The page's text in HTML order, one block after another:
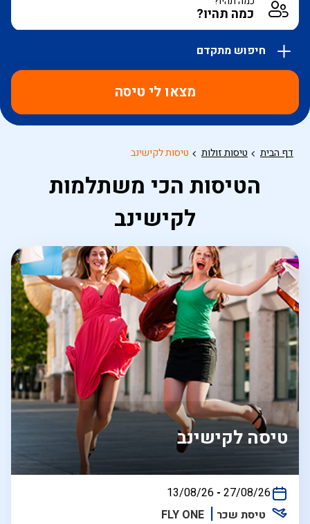
מצאו לי טיסה
אפשרויות
מוצגות
הכפתור
דף הבית טיסות זולות טיסות לקישינב
הטיסות הכי משתלמות
לקישינב
טיסה לקישינב
בין
התאריכים,
13/08/26 - 27/08/26
טיסת שכר
FLY ONE